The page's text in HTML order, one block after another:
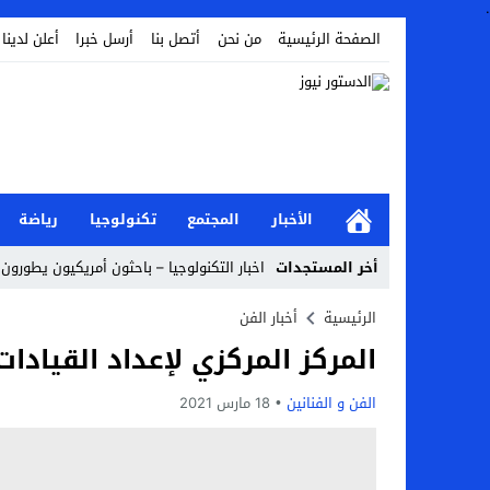
.
الصفحة الرئيسية
من نحن أتصل بنا أرسل خبرا أعلن لدينا
الأخبار المجتمع تكنولوجيا رياضة
أخر المستجدات اخبار التكنولوجيا – باحثون أمريكيون
أخبار الفن – ب الفن – إسعاد يونس: عادل
اراء و اقلام الدستور – بعد ست سنوات من
مال و اعمال – تراجع السندات الخليجية
الرئيسية أخبار الفن
المركز المركزي لإعداد
الفن و الفنانين 18 مارس 2021